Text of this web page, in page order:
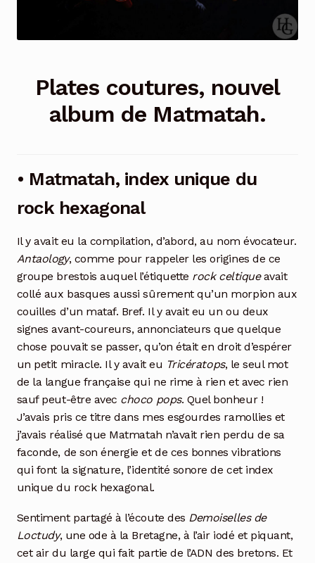
Plates coutures, nouvel
album de Matmatah.
• Matmatah, index unique du
rock hexagonal
Il y avait eu la compilation, d’abord, au nom évocateur.
Antaology, comme pour rappeler les origines de ce
groupe brestois auquel l’étiquette rock celtiqueavait
collé aux basques aussi sûrement qu’un morpion aux
couilles d’un mataf. Bref. Il y avait eu un ou deux
signes avant-coureurs, annonciateurs que quelque
chose pouvait se passer, qu’on était en droit d’espérer
un petit miracle. Il y avait eu Tricératops, le seul mot
de la langue française qui ne rime à rien et avec rien
sauf peut-être avec choco pops. Quel bonheur !
J’avais pris ce titre dans mes esgourdes ramollies et
j’avais réalisé que Matmatah n’avait rien perdu de sa
faconde, de son énergie et de ces bonnes vibrations
qui font la signature, l’identité sonore de cet index
unique du rock hexagonal.
Sentiment partagé à l’écoute des Demoiselles de
Loctudy, une ode à la Bretagne, à l’air iodé et piquant,
cet air du large qui fait partie de l’ADN des bretons. Et